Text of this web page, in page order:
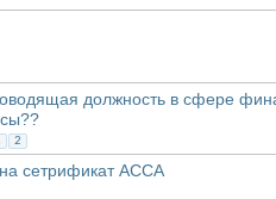
должность в сфере
2
сетрификат АССА